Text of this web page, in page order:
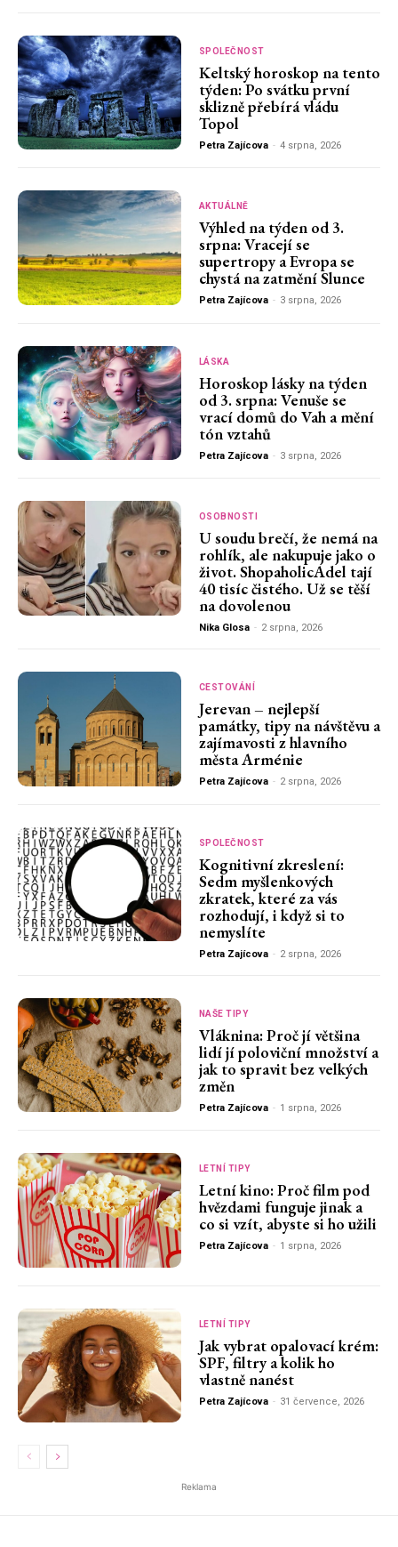
SPOLEČNOST
Keltský horoskop na tento
týden: Po svátku první
sklizně přebírá vládu
Topol
Petra Zajícova - 4 srpna, 2026
AKTUÁLNĚ
Výhled na týden od 3.
srpna: Vracejí se
supertropy a Evropa se
chystá na zatmění Slunce
Petra Zajícova - 3 srpna, 2026
LÁSKA
Horoskop lásky na týden
od 3. srpna: Venuše se
vrací domů do Vah a mění
tón vztahů
Petra Zajícova - 3 srpna, 2026
OSOBNOSTI
U soudu brečí, že nemá na
rohlík, ale nakupuje jako o
život. ShopaholicAdel tají
40 tisíc čistého. Už se těší
na dovolenou
Nika Glosa - 2 srpna, 2026
CESTOVÁNÍ
Jerevan – nejlepší
památky, tipy na návštěvu a
zajímavosti z hlavního
města Arménie
Petra Zajícova - 2 srpna, 2026
SPOLEČNOST
Kognitivní zkreslení:
Sedm myšlenkových
zkratek, které za vás
rozhodují, i když si to
nemyslíte
Petra Zajícova - 2 srpna, 2026
NAŠE TIPY
Vláknina: Proč jí většina
lidí jí poloviční množství a
jak to spravit bez velkých
změn
Petra Zajícova - 1 srpna, 2026
LETNÍ TIPY
Letní kino: Proč film pod
hvězdami funguje jinak a
co si vzít, abyste si ho užili
Petra Zajícova - 1 srpna, 2026
LETNÍ TIPY
Jak vybrat opalovací krém:
SPF, filtry a kolik ho
vlastně nanést
Petra Zajícova - 31 července, 2026
Reklama